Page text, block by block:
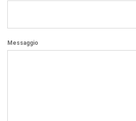
Messaggio